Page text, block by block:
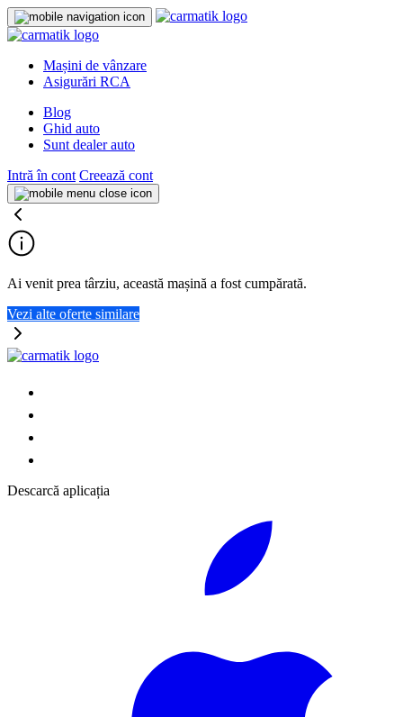
Mașini de vânzare
Asigurări RCA
Blog
Ghid auto
Sunt dealer auto
Intră în cont Creează cont
Ai venit prea târziu, această mașină a fost cumpărată.
Vezi alte oferte similare
Descarcă aplicația